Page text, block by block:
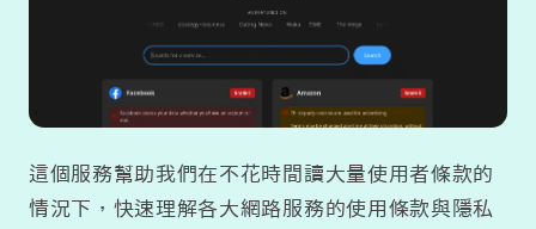
這個服務幫助我們在不花時間讀大量使用者條款的
情況下，快速理解各大網路服務的使用條款與隱私